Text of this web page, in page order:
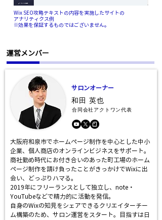
Wix SEO攻略テキストの内容を実施したサイトの
アナリティクス例
​※効果を保証するものではございません。
​運営メンバー
​サロンオーナー
​和田 英也
合同会社アクトワン代表
大阪府和泉市でホームページ制作を中心とした中小
企業、個人商店のオンラインビジネスをサポート。
商社勤め時代にお付き合いのあった町工場のホーム
ページ制作を請け負ったことがきっかけでWixに出
会い、どっぷりハマる。
2019年にフリーランスとして独立し、note・
YouTubeなどで精力的に活動を発信。
自身のWixの知見をシェアできるクリエイターチー
ム構築のため、サロン運営をスタート。目指すは日